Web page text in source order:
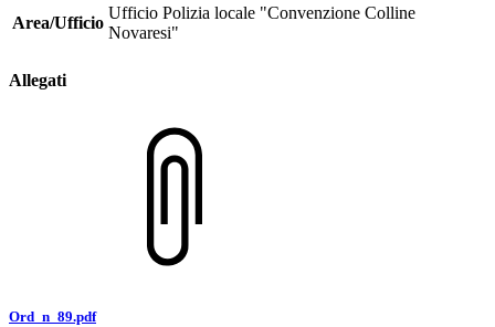
Area/Ufficio
Ufficio Polizia locale "Convenzione Colline
Novaresi"
Allegati
Ord_n_89.pdf